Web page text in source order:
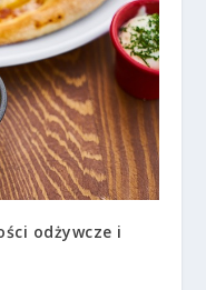
odżywcze i